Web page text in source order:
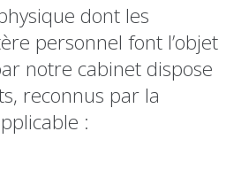
dont les
personnel font l’objet
notre cabinet dispose
reconnus par la
: